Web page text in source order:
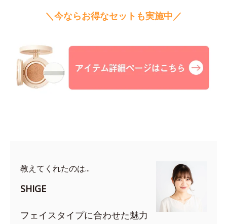
＼今ならお得なセットも実施中／
教えてくれたのは...
SHIGE
フェイスタイプに合わせた魅力